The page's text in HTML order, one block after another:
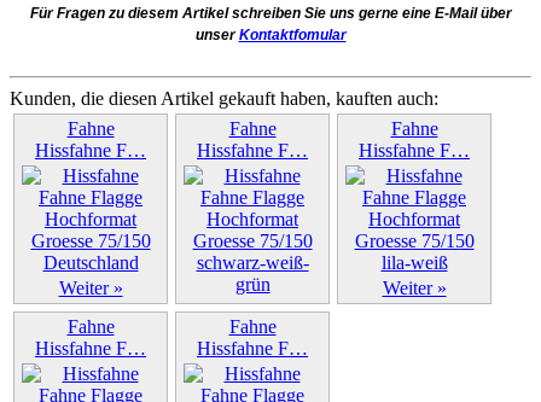
Für Fragen zu diesem Artikel schreiben Sie uns gerne eine E-Mail über
unserKontaktfomular
Kunden, die diesen Artikel gekauft haben, kauften auch:
Fahne
Hissfahne F…
Weiter »
Fahne
Hissfahne F…
Weiter »
Fahne
Hissfahne F…
Weiter »
Fahne
Hissfahne F…
Fahne
Hissfahne F…